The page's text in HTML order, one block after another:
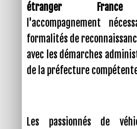
étranger France
l'accompagnement
formalités de
avec les démarches
de la préfecture
Les passionnés de